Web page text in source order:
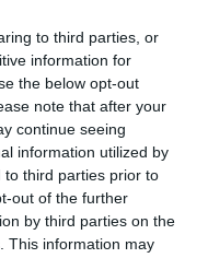
to third parties, or
information for
the below opt-out
note that after your
continue seeing
information utilized by
to third parties prior to
out of the further
by third parties on the
This information may
pezsgőkkel
található. A
múlhat el a
és kóstolás
itt
a hétvége. Egy
meg, mit
is kerülnek majd